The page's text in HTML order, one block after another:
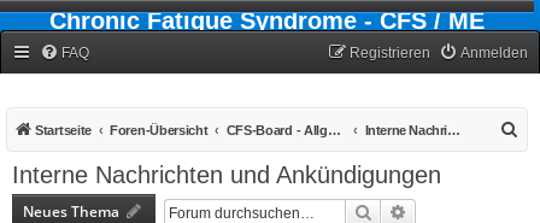
Chronic Fatigue Syndrome - CFS / ME
FAQ Anmelden
Registrieren
Startseite Foren-Übersicht CFS-Board - Allgemein Interne Nachrichten und Ankündigungen
Interne Nachrichten und Ankündigungen
Neues Thema Suche